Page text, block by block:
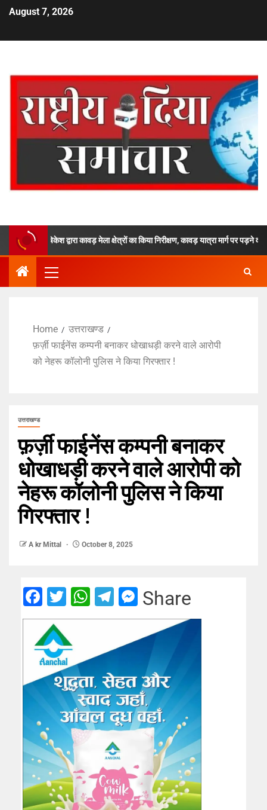
August 7, 2026
द्वारा कावड़ मेला क्षेत्रों का किया निरीक्षण, कावड़ यात्रा मार्ग पर पड़ने वाले
Home
उत्तराखण्ड
फ़र्ज़ी फाईनेंस कम्पनी बनाकर धोखाधड़ी करने वाले आरोपी
को नेहरू कॉलोनी पुलिस ने किया गिरफ्तार !
उत्तराखण्ड
फ़र्ज़ी फाईनेंस कम्पनी बनाकर
धोखाधड़ी करने वाले आरोपी को
नेहरू कॉलोनी पुलिस ने किया
गिरफ्तार !
A kr Mittal October 8, 2025
Facebook
TwitterWhatsApp
Telegram
Messenger
Share